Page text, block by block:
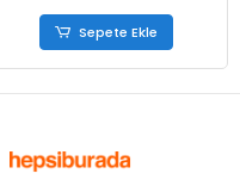
Sepete Ekle